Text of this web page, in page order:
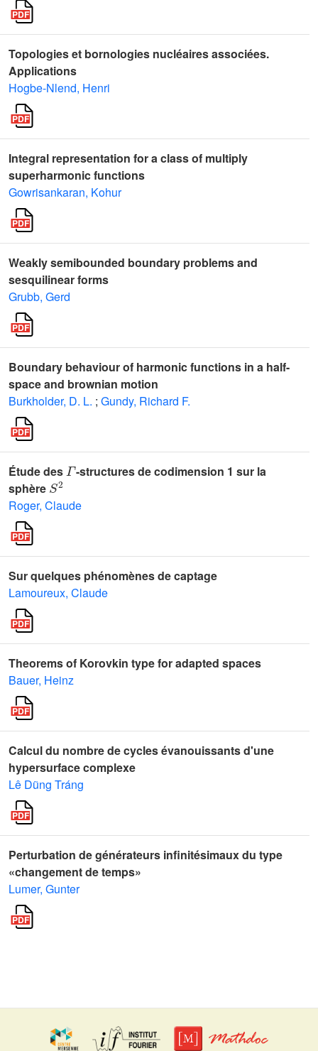
Topologies et bornologies nucléaires associées.
Applications
Hogbe-Nlend, Henri
Integral representation for a class of multiply
superharmonic functions
Gowrisankaran, Kohur
Weakly semibounded boundary problems and
sesquilinear forms
Grubb, Gerd
Boundary behaviour of harmonic functions in a half-
space and brownian motion
Burkholder, D. L. ; Gundy, Richard F.
Étude des
-structures de codimension 1 sur la
sphère
S2
Roger, Claude
Sur quelques phénomènes de captage
Lamoureux, Claude
Theorems of Korovkin type for adapted spaces
Bauer, Heinz
Calcul du nombre de cycles évanouissants d'une
hypersurface complexe
Lê Dũng Tráng
Perturbation de générateurs infinitésimaux du type
«changement de temps»
Lumer, Gunter